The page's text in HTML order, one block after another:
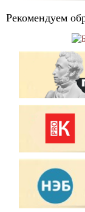
Рекомендуем